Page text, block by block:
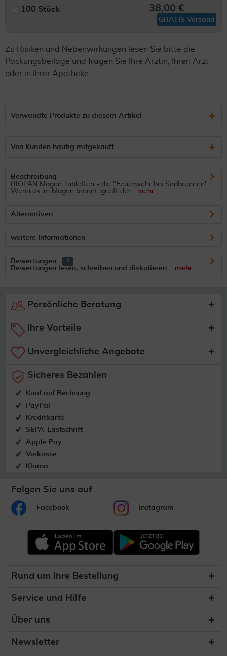
100 Stück 38,00 €
GRATIS Versand
Zu Risiken und Nebenwirkungen lesen Sie bitte die
Packungsbeilage und fragen Sie Ihre Ärztin, Ihren Arzt
oder in Ihrer Apotheke.
Verwandte Produkte zu diesem Artikel
Von Kunden häufig mitgekauft
Beschreibung
RIOPAN Magen Tabletten - die "Feuerwehr bei Sodbrennen".
Wenn es im Magen brennt, greift der... mehr
Alternativen
weitere Informationen
Bewertungen
1
Bewertungen lesen, schreiben und diskutieren... mehr
Persönliche Beratung
Ihre Vorteile
Unvergleichliche Angebote
Sicheres Bezahlen
Kauf auf Rechnung
PayPal
Kreditkarte
SEPA-Lastschrift
Apple Pay
Vorkasse
Klarna
Folgen Sie uns auf
Facebook Instagram
Rund um Ihre Bestellung
Service und Hilfe
Über uns
Newsletter